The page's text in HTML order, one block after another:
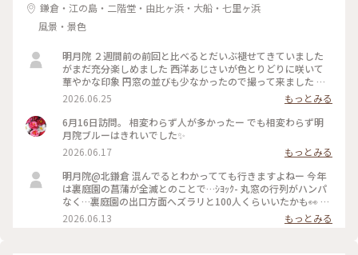
鎌倉・江の島・二階堂・由比ヶ浜・大船・七里ヶ浜
風景・景色
明月院 ２週間前の前回と比べるとだいぶ褪せてきていました
がまだ充分楽しめました 西洋あじさいが色とりどりに咲いて
華やかな印象 円窓の並びも少なかったので撮って来ました 裏
庭園の菖蒲の復活を願います
2026.06.25
もっとみる
6月16日訪問。 相変わらず人が多かったー でも相変わらず明
月院ブルーはきれいでした✨
2026.06.17
もっとみる
明月院@北鎌倉 混んでるとわかってても行きますよねー 今年
は裏庭園の菖蒲が全滅とのことで…ｼﾖｯｸ- 丸窓の行列がハンパ
なく…裏庭園の出口方面へズラリと100人くらいいたかも👀 装
飾のあじさいがとても素敵だったのでそりゃー撮りたくなりま
すよねー(ﾜｶﾙｰ) 写真もなかなか撮りづらいほどの人混み 急な方
2026.06.13 もっとみる